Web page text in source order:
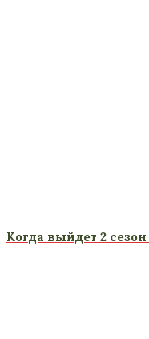
Когда выйдет 2